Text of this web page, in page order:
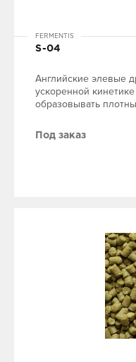
FERMENTIS
S-04
Английские элевые
ускоренной
образовывать
Под заказ